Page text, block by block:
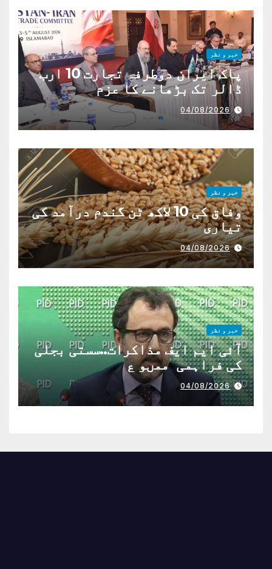
خبر و نظر
پاک ایران دوطرفہ تجارت 10 ارب
ڈالر تک بڑھانے کا عزم
04/08/2026
خبر و نظر
وفاق کی 10 لاکھ ٹن گندم درآمد کی
تیاری
04/08/2026
خبر و نظر
آئی ایم ایف مذاکرات..سستی بجلی
کی فراہمی ممںو ع
04/08/2026